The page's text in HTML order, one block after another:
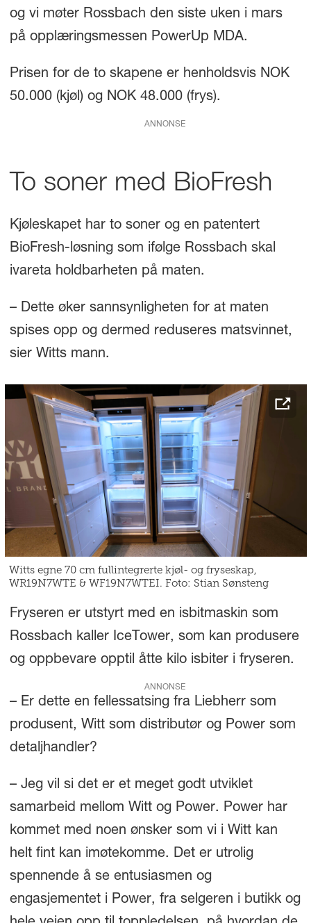
og vi møter Rossbach den siste uken i mars
på opplæringsmessen PowerUp MDA.
Prisen for de to skapene er henholdsvis NOK
50.000 (kjøl) og NOK 48.000 (frys).
ANNONSE
To soner med BioFresh
Kjøleskapet har to soner og en patentert
BioFresh-løsning som ifølge Rossbach skal
ivareta holdbarheten på maten.
– Dette øker sannsynligheten for at maten
spises opp og dermed reduseres matsvinnet,
sier Witts mann.
Witts egne 70 cm fullintegrerte kjøl- og fryseskap,
WR19N7WTE & WF19N7WTEI. Foto: Stian Sønsteng
Fryseren er utstyrt med en isbitmaskin som
Rossbach kaller IceTower, som kan produsere
og oppbevare opptil åtte kilo isbiter i fryseren.
ANNONSE
– Er dette en fellessatsing fra Liebherr som
produsent, Witt som distributør og Power som
detaljhandler?
– Jeg vil si det er et meget godt utviklet
samarbeid mellom Witt og Power. Power har
kommet med noen ønsker som vi i Witt kan
helt fint kan imøtekomme. Det er utrolig
spennende å se entusiasmen og
engasjementet i Power, fra selgeren i butikk og